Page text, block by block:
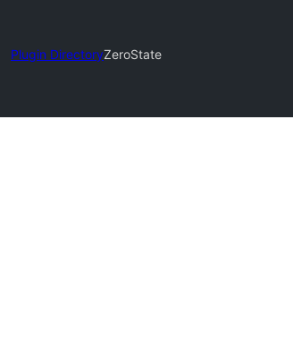
Plugin DirectoryZeroState